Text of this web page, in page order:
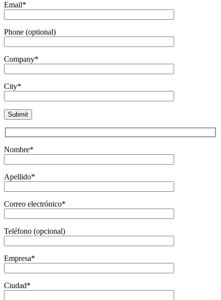
Email*
Phone (optional)
Company*
City*
Nombre*
Apellido*
Correo electrónico*
Teléfono (opcional)
Empresa*
Ciudad*